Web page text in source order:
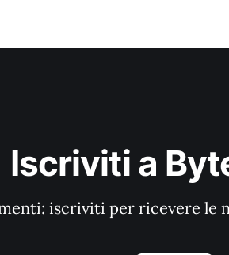
Iscriviti a
iscriviti per ricevere le